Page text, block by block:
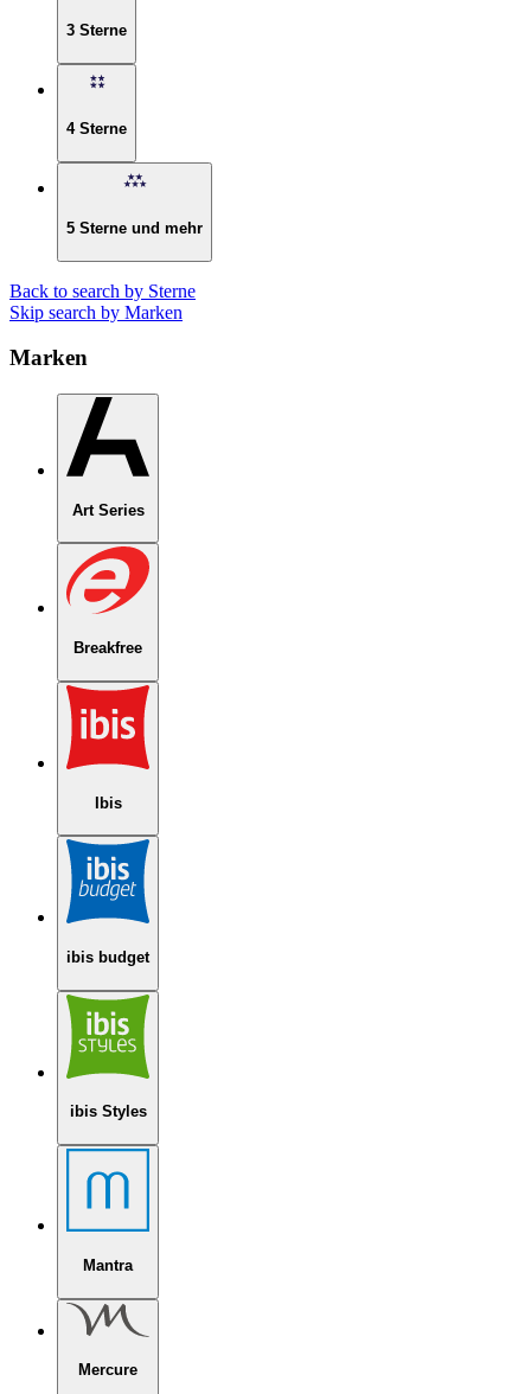
3 Sterne
4 Sterne
5 Sterne und mehr
Back to search by Sterne
Skip search by Marken
Marken
Art Series
Breakfree
Ibis
ibis budget
ibis Styles
Mantra
Mercure